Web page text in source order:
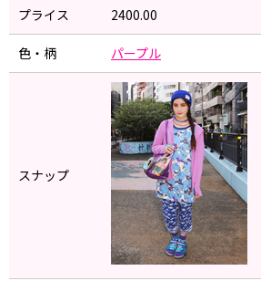
プライス 2400.00
色・柄 パープル
スナップ